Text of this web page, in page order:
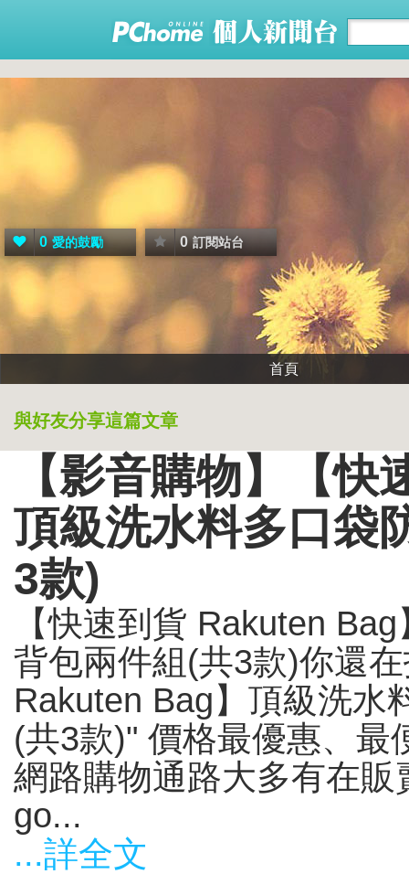
0 愛的鼓勵 0 訂閱站台
首頁
與好友分享這篇文章
【影音購物】【
頂級洗水料多口袋
3款)
【快速到貨 Rakuten
背包兩件組(共3款)你還
Rakuten Bag】頂級洗水
(共3款)" 價格最優惠、最
網路購物通路大多有在
go...
...詳全文